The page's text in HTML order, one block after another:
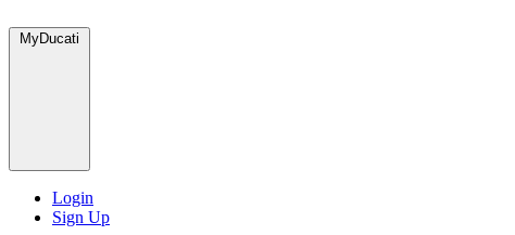
MyDucati
Login
Sign Up